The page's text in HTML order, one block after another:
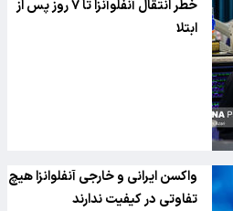
خطر انتقال آنفلوآنزا تا ۷ روز پس از
ابتلا
واکسن ایرانی و خارجی آنفلوانزا هیچ
تفاوتی در کیفیت ندارند